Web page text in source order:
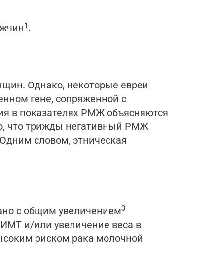
1.
Однако, некоторые евреи
гене, сопряженной с
в показателях РМЖ объясняются
что трижды негативный РМЖ
словом, этническая
с общим увеличением3
и/или увеличение веса в
риском рака молочной